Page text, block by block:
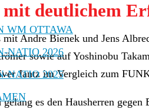
WM OTTAWA
NATIO 2026
NATIO 2025
deutlichem
mit Andre Bienek und Jens
sowie auf Yoshinobu
Jantz im Vergleich zum
es den Hausherren